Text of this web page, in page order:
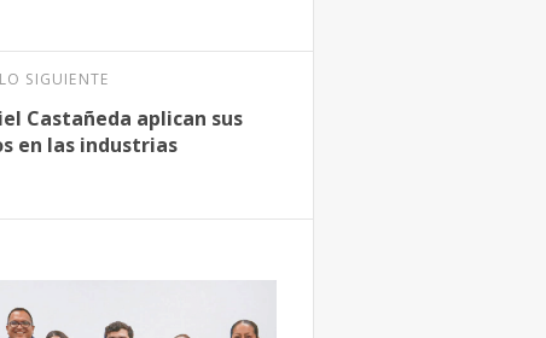
SIGUIENTE
Castañeda aplican sus
en las industrias